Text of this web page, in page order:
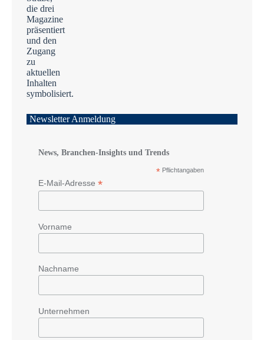
Newsletter Anmeldung
News, Branchen-Insights und Trends
* Pflichtangaben
E-Mail-Adresse *
Vorname
Nachname
Unternehmen